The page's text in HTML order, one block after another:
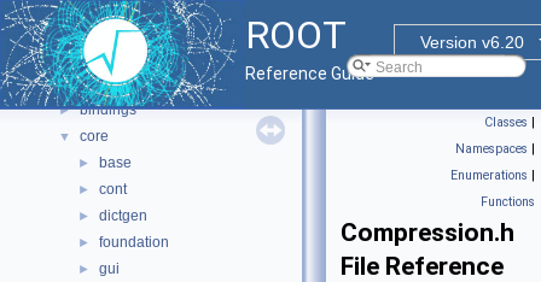
ROOT
Version v6.20
Reference Guide
► Namespaces
► All Classes
▼ Files
▼ File List
► bindings
▼ core
► base
► cont
► dictgen
► foundation
► gui
Classes |
Namespaces |
Enumerations |
Functions
Compression.h
File Reference